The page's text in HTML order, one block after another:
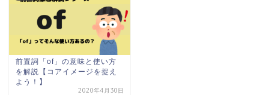
前置詞「of」の意味と使い方
を解説【コアイメージを捉え
よう！】
2020年4月30日